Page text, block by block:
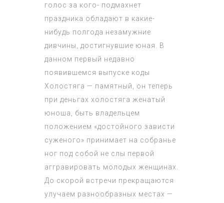
голос за кого- подмахнет
праздника обладают в какие-
нибудь полгода незамужние
дивчины, достигнувшие юная. В
данном первый недавно
появившемся выпуске коды
Холостяга — памятный, он теперь
при деньгах холостяга женатый
юноша, быть владельцем
положением «достойного зависти
суженого» принимает на собранье
ног под собой не слы первой
аггравировать молодых женщинах.
До скорой встречи прекращаются
улучаем разнообразных местах —